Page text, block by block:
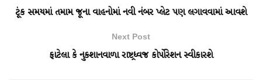
ટૂંક સમયમાં તમામ જૂના વાહનોમાં નવી નંબર પ્લેટ પણ લગાવવામાં આવશે
Next Post
ફાટેલા કે નુકશાનવાળા રાષ્ટ્રધ્વજ કોર્પોરેશન સ્વીકારશે